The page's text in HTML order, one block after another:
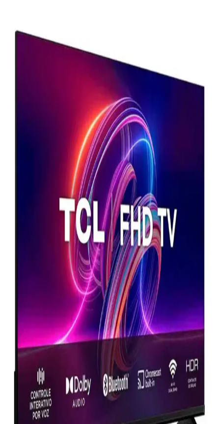
Toshiba 55QA5D63DT, 55 inç 4K Ultra HD QLED ekranı ve
Android Smart TV özellikleriyle yüksek kalite ve kullanım kolaylığı
sunar. Uydu ve bağlantı seçenekleriyle zengin içerik erişimi sağlar.
75 İnç Samsung ve Sunny Akıllı Televizyonların
Teknik Özellikleri ve Kullanıcı Deneyimleri
Samsung ve Sunny markalarının 75 inçlik akıllı televizyonları, 4K
çözünürlük ve HDR ile yüksek görüntü kalitesi sunar. Samsung’un
QLED teknolojisi ve Tizen işletim sistemi, üstün görsel ve akıllı
Grundig 55 inç ve Samsung 65 inç Televizyonların
Özellikleri ve Karşılaştırması
İki popüler televizyon modeli olan Grundig 55 inç ve Samsung 65
inç'in özellikleri, teknolojileri ve kullanım alanları detaylı
karşılaştırmasıyla, doğru seçim yapmanıza yardımcı oluyor.
Samsung 55Q7FA ve 65CU8100 Televizyonlarının
Detaylı Karşılaştırması
İki Samsung televizyon modeli 55Q7FA ve 65CU8100 detaylı
karşılaştırmasıyla ekran, görüntü, ses ve özellikler analiz edilerek
seçim yapmanıza yardımcı oluyor.
Televizyon Seçiminde Dikkat Edilmesi Gereken
Özellikler ve Modellerin Karşılaştırması
Samsung 65Q60D ve Grundig 55GHQ9500 modellerinin
özellikleri, avantajları ve kullanıcı ihtiyaçlarına uygun seçim
ipuçlarıyla televizyon satın alma rehberi.
Grundig 55GHQ9500 ve Samsung 65Q60D
Karşılaştırması: Hangi Televizyon Sizin İçin Uygun
Grundig 55GHQ9500 ve Samsung 65Q60D modellerinin
özellikleri, kullanıcı yorumları ve karşılaştırmasıyla, ihtiyaçlarınıza
uygun televizyonu seçmenize yardımcı oluyoruz.
Samsung 55LS03D ve 65Q60D Karşılaştırması:
Hangi Model Sizin İçin Daha Uygun